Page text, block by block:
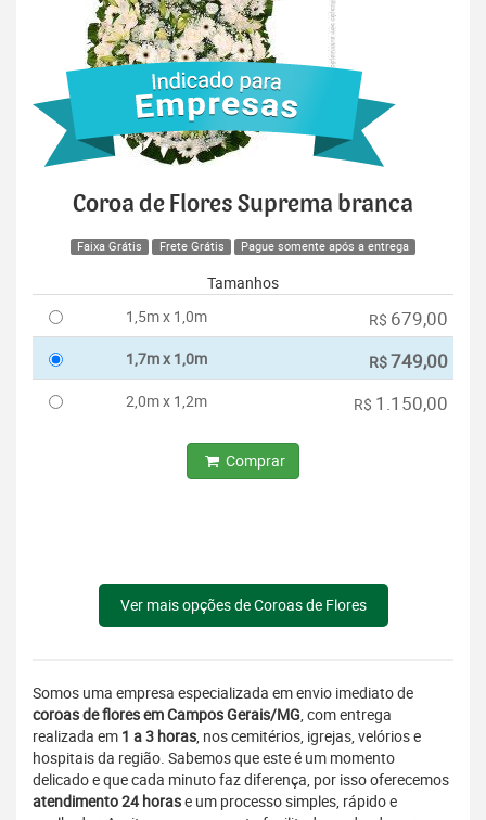
Coroa de Flores Suprema branca
Faixa Grátis Frete Grátis Pague somente após a entrega
Tamanhos
1,5m x 1,0m
R$ 679,00
1,7m x 1,0m R$749,00
2,0m x 1,2m R$ 1.150,00
Comprar
Ver mais opções de Coroas de Flores
Somos uma empresa especializada em envio imediato de
coroas de flores em Campos Gerais/MG, com entrega
realizada em 1 a 3 horas, nos cemitérios, igrejas, velórios e
hospitais da região. Sabemos que este é um momento
delicado e que cada minuto faz diferença, por isso oferecemos
atendimento 24 horase um processo simples, rápido e